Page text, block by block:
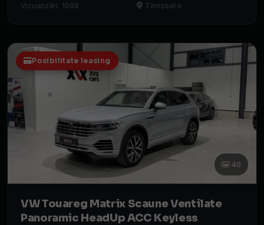
Vizualizări: 1088 Timișoara
Posibilitate leasing
40
VW Touareg Matrix Scaune Ventilate
Panoramic HeadUp ACC Keyless